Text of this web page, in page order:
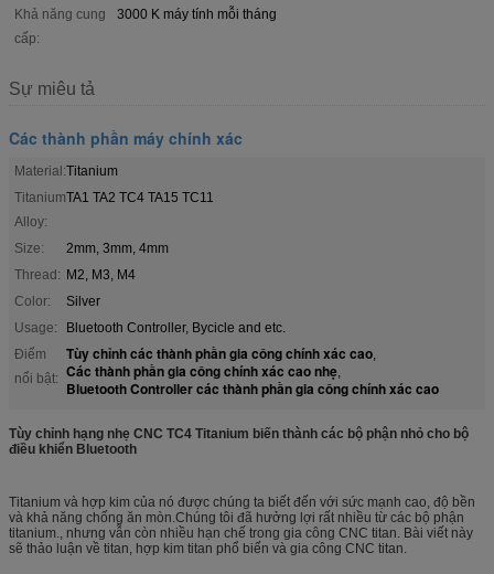
Khả năng cung
cấp:
3000 K máy tính mỗi tháng
Sự miêu tả
Các thành phần máy chính xác
Material:Titanium
Titanium
Alloy:
TA1 TA2 TC4 TA15 TC11
Size:
2mm, 3mm, 4mm
Thread: M2, M3, M4
Color:
Silver
Usage:
Bluetooth Controller, Bycicle and etc.
Điểm
nổi bật:
Tùy chỉnh các thành phần gia công chính xác cao,
Các thành phần gia công chính xác cao nhẹ,
Bluetooth Controller các thành phần gia công chính xác cao
Tùy chỉnh hạng nhẹ CNC TC4 Titanium biến thành các bộ phận nhỏ cho bộ
điều khiển Bluetooth
Titanium và hợp kim của nó được chúng ta biết đến với sức mạnh cao, độ bền
và khả năng chống ăn mòn.Chúng tôi đã hưởng lợi rất nhiều từ các bộ phận
titanium., nhưng vẫn còn nhiều hạn chế trong gia công CNC titan. Bài viết này
sẽ thảo luận về titan, hợp kim titan phổ biến và gia công CNC titan.